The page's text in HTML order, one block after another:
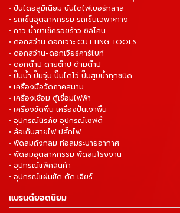
• ปันไดอลูมิเนียม บันไดไฟเบอร์กลาส
• รถเข็นอุตสาหกรรม รถเข็นเฉพาะทาง
• กาว น้ำยาเช็ครอยร้าว ซิลิโคน
• ดอกสว่าน ดอกเจาะ CUTTING TOOLS
• ดอกสว่าน-ดอกเจียร์คาร์ไบท์
• ดอกต๊าป ดายต๊าป ด้ามต๊าป
• ปั๊มน้ำ ปั๊มจุ่ม ปั๊มไดโว่ ปั๊มสูบน้ำทุกชนิด
• เครื่องมือวัดภาคสนาม
• เครื่องเชื่อม ตู้เชื่อมไฟฟ้า
• เครื่องขัดพื้น เครื่องปั่นเงาพื้น
• อุปกรณ์นิรภัย อุปกรณ์เซฟตี้
• ล้อเก็บสายไฟ ปลั๊กไฟ
• พัดลมถังกลม ท่อลมระบายอากาศ
• พัดลมอุตสาหกรรม พัดลมโรงงาน
• อุปกรณ์แพ็คสินค้า
• อุปกรณ์แผ่นขัด ตัด เจียร์
แบรนด์ยอดนิยม